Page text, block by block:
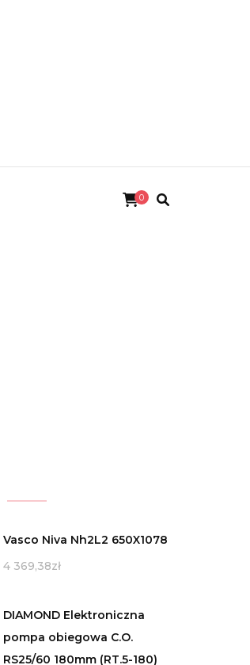
0
Vasco Niva Nh2L2 650X1078
4 369,38zł
DIAMOND Elektroniczna
pompa obiegowa C.O.
RS25/60 180mm (RT.5-180)